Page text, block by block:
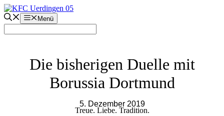
Zum
Inhalt
springen
Menü
Die bisherigen Duelle mit
Borussia Dortmund
5. Dezember 2019
Treue. Liebe. Tradition.